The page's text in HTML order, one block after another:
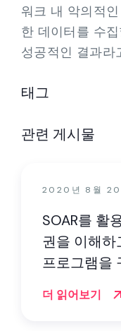
워크 내 악의적
한 데이터를 수
성공적인 결과라
태그
관련 게시물
2020년 8월 20
SOAR를 활
권을 이해하
프로그램을
더 읽어보기